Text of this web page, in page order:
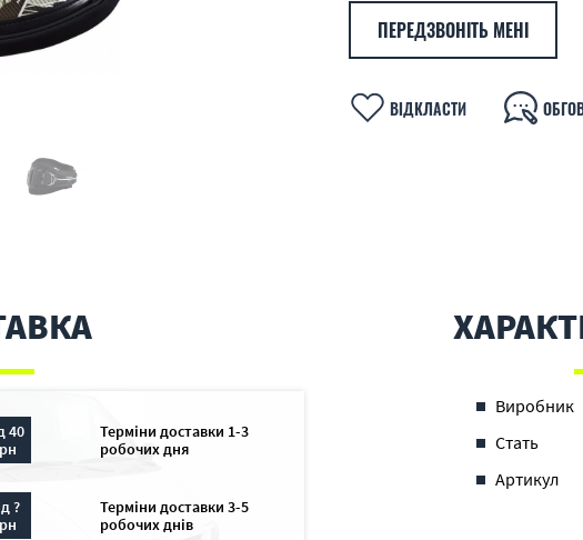
ПЕРЕДЗВОНІТЬ МЕНІ
ВІДКЛАСТИ
40
Терміни доставки 1-3
робочих дня
?
Терміни доставки 3-5
робочих днів
Виробник
Стать
Артикул